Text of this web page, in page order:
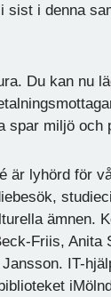
sist i denna
Du kan nu
spar miljö och
är lyhörd för
ämnen.
Friis, Anita
IT-